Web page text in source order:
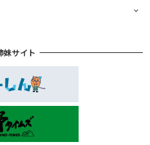
妹サイト